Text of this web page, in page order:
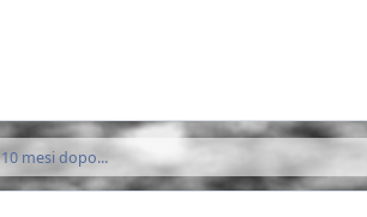
10 mesi dopo...